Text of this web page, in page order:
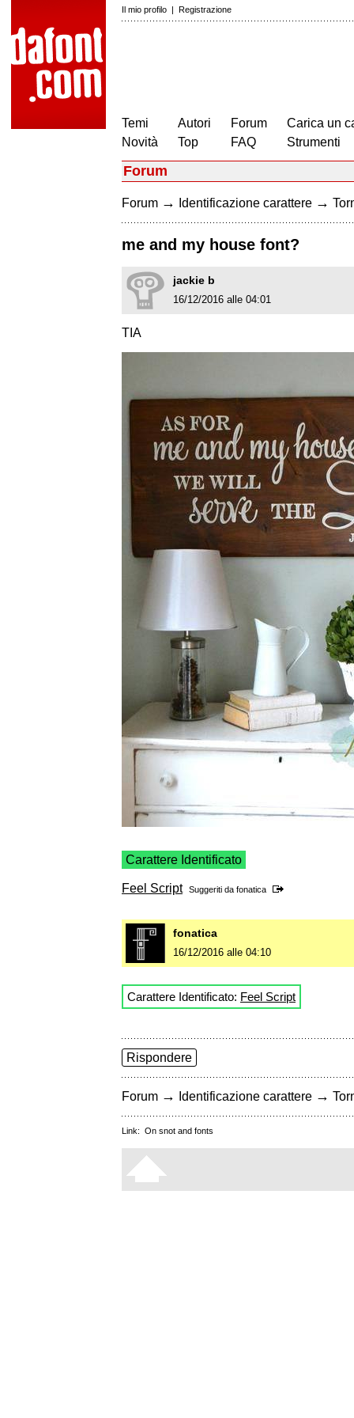
Il mio profilo | Registrazione
Temi
Novità
Autori
Top
Forum
FAQ
Carica un
Strumenti
Forum
Forum → Identificazione carattere →
me and my house font?
jackie b
16/12/2016 alle 04:01
TIA
Carattere Identificato
Feel Script Suggeriti da fonatica
fonatica
16/12/2016 alle 04:10
Carattere Identificato: Feel Script
Rispondere
Forum → Identificazione carattere →
Link: On snot and fonts